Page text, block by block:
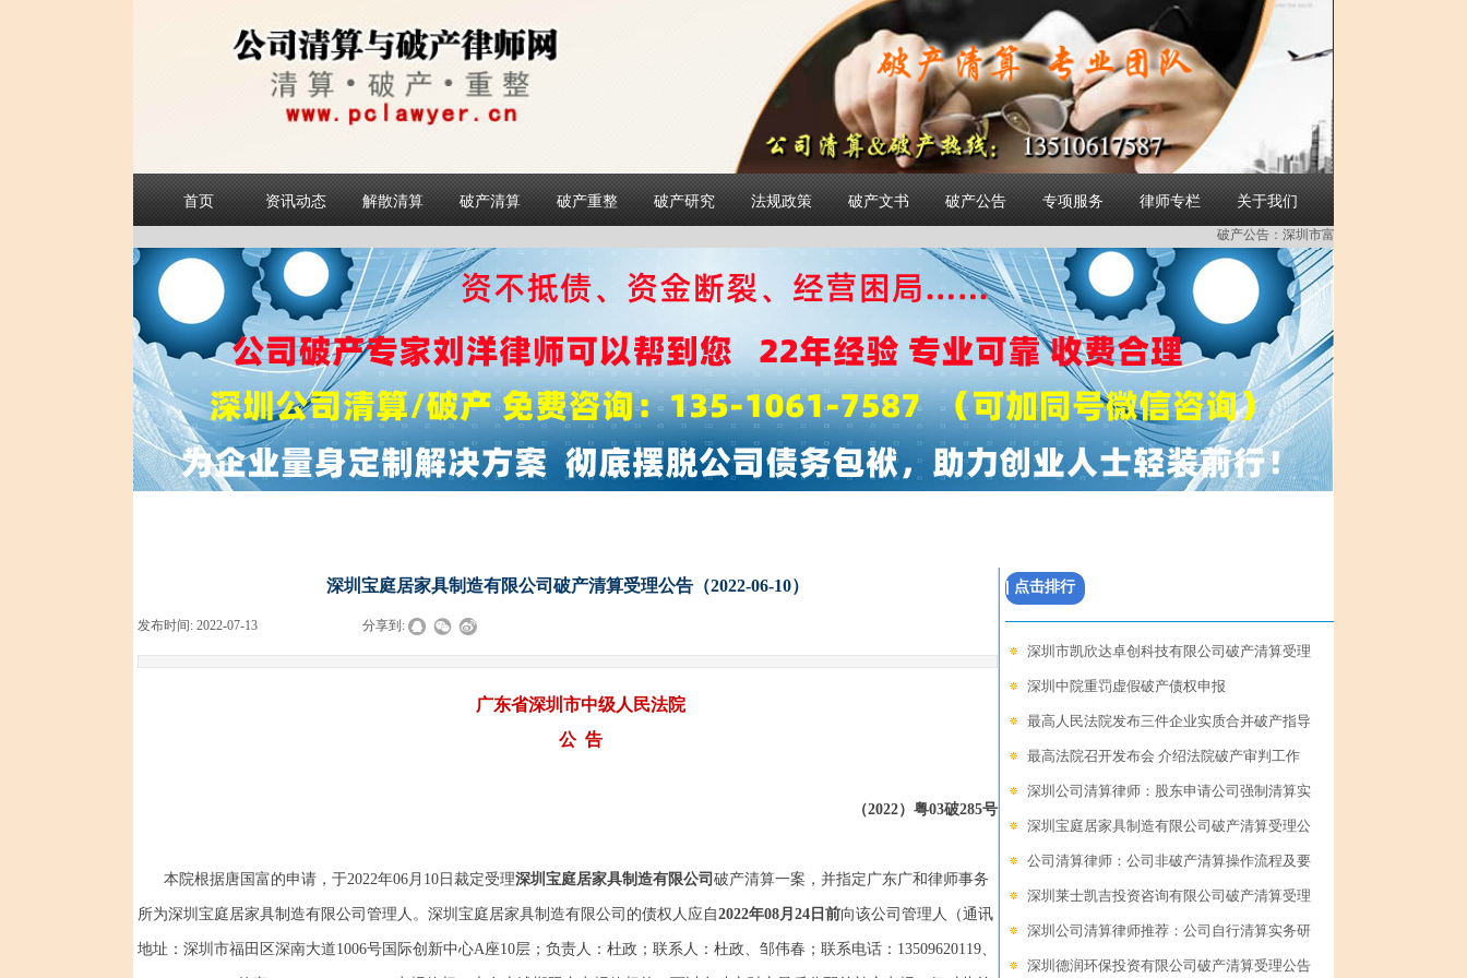
破产公告： 深圳市富吉源科技有限公司破产
首页 资讯动态 解散清算 破产清算 破产重整 破产研究 法规政策 破产文书 破产公告 专项服务 律师专栏 关于我们
简体中文
深圳宝庭居家具制造有限公司破产清算受理公告（2022-06-10）
发布时间: 2022-07-13 分享到:
广东省深圳市中级人民法院
公 告
（2022）粤03破285号
本院根据唐国富的申请，于2022年06月10日裁定受理深圳宝庭居家具制造有限公司 破产清算一案，并指定广东广和律师事务
所为深圳宝庭居家具制造有限公司管理人。深圳宝庭居家具制造有限公司的债权人应自2022年08月24日前向该公司管理人（通讯
地址：深圳市福田区深南大道1006号国际创新中心A座10层；负责人：杜政；联系人：杜政、邹伟春；联系电话：13509620119、
| 点击排行
深圳市凯欣达卓创科技有限公司破产清算受理
深圳中院重罚虚假破产债权申报
最高人民法院发布三件企业实质合并破产指导
最高法院召开发布会 介绍法院破产审判工作
深圳公司清算律师：股东申请公司强制清算实
深圳宝庭居家具制造有限公司破产清算受理公
公司清算律师：公司非破产清算操作流程及要
深圳莱士凯吉投资咨询有限公司破产清算受理
深圳公司清算律师推荐：公司自行清算实务研
深圳德润环保投资有限公司破产清算受理公告